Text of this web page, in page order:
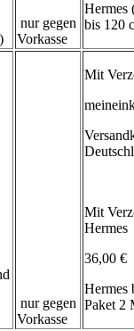
nur gegen
Vorkasse
Hermes
bis 120
nur gegen
Vorkasse
Mit
Mit
Hermes
36,00 €
Hermes
Paket 2